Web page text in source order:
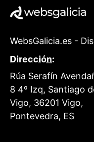
WebsGalicia.es -
Dirección:
Rúa Serafín
8 4º Izq, Santiago
Vigo, 36201 Vigo,
Pontevedra, ES